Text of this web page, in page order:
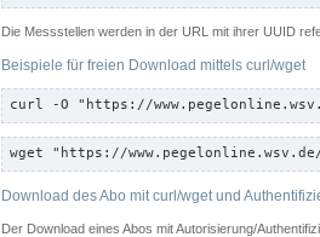
Die Messstellen werden in der URL mit ihrer UUID
Beispiele für freien Download mittels curl/wget
curl -O "https://
wget "https://www.pegelonline.wsv.de/
Download des Abo mit curl/wget und
Der Download eines Abos mit Autorisierung/